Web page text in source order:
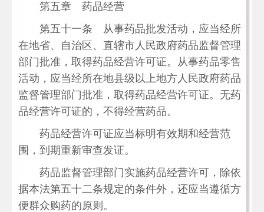
第五章 药品经营
第五十一条 从事药品批发活动，应当经所
在地省、自治区、直辖市人民政府药品监督管理
部门批准，取得药品经营许可证。从事药品零售
活动，应当经所在地县级以上地方人民政府药品
监督管理部门批准，取得药品经营许可证。无药
品经营许可证的，不得经营药品。
药品经营许可证应当标明有效期和经营范
围，到期重新审查发证。
药品监督管理部门实施药品经营许可，除依
据本法第五十二条规定的条件外，还应当遵循方
便群众购药的原则。